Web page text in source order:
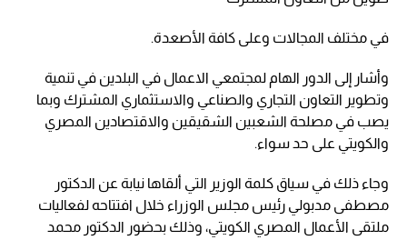
في مختلف المجالات وعلى كافة الأصعدة.
وأشار إلى الدور الهام لمجتمعي الاعمال في البلدين في تنمية
وتطوير التعاون التجاري والصناعي والاستثماري المشترك وبما
يصب في مصلحة الشعبين الشقيقين والاقتصادين المصري
والكويتي على حد سواء.
وجاء ذلك في سياق كلمة الوزير التي ألقاها نيابة عن الدكتور
مصطفى مدبولي رئيس مجلس الوزراء خلال افتتاحه لفعاليات
ملتقى الأعمال المصري الكويتي، وذلك بحضور الدكتور محمد